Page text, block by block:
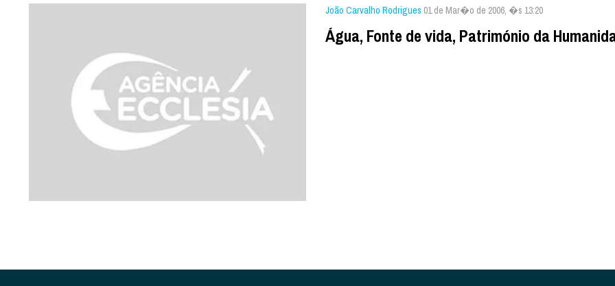
João Carvalho Rodrigues 01 de Mar�o de 2006, �s 13:20
Água, Fonte de vida, Património da